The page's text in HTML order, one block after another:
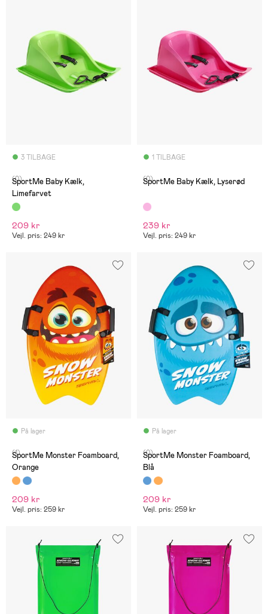
3 TILBAGE
(0)
SportMe Baby Kælk,
Limefarvet
209 kr
Vejl. pris: 249 kr
1 TILBAGE
(0)
SportMe Baby Kælk, Lyserød
239 kr
Vejl. pris: 249 kr
På lager
(1)
SportMe Monster Foamboard,
Orange
209 kr
Vejl. pris: 259 kr
På lager
(0)
SportMe Monster Foamboard,
Blå
209 kr
Vejl. pris: 259 kr